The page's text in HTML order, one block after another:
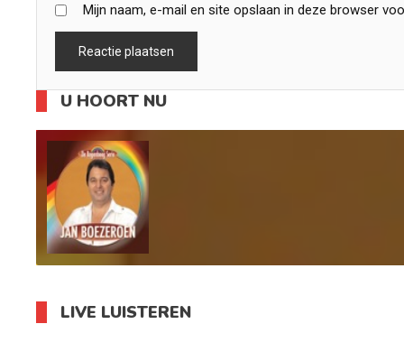
Mijn naam, e-mail en site opslaan in deze browser
U HOORT NU
LIVE LUISTEREN